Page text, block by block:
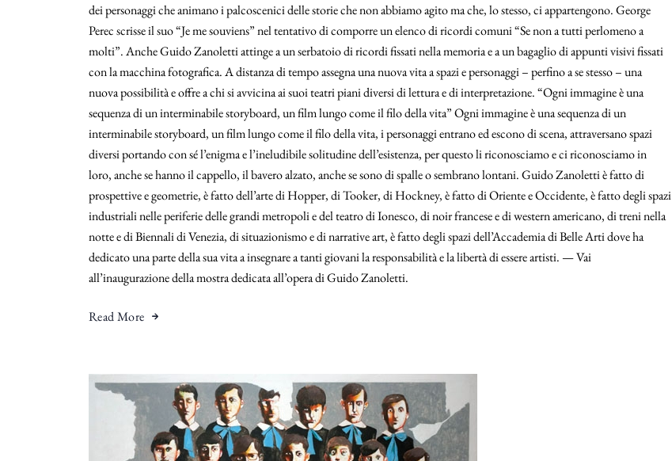
dei personaggi che animano i palcoscenici delle storie che non abbiamo agito ma che, lo stesso, ci appartengono. George
Perec scrisse il suo “Je me souviens” nel tentativo di comporre un elenco di ricordi comuni “Se non a tutti perlomeno a
molti”. Anche Guido Zanoletti attinge a un serbatoio di ricordi fissati nella memoria e a un bagaglio di appunti visivi fissati
con la macchina fotografica. A distanza di tempo assegna una nuova vita a spazi e personaggi – perfino a se stesso – una
nuova possibilità e offre a chi si avvicina ai suoi teatri piani diversi di lettura e di interpretazione. “Ogni immagine è una
sequenza di un interminabile storyboard, un film lungo come il filo della vita” Ogni immagine è una sequenza di un
interminabile storyboard, un film lungo come il filo della vita, i personaggi entrano ed escono di scena, attraversano spazi
diversi portando con sé l’enigma e l’ineludibile solitudine dell’esistenza, per questo li riconosciamo e ci riconosciamo in
loro, anche se hanno il cappello, il bavero alzato, anche se sono di spalle o sembrano lontani. Guido Zanoletti è fatto di
prospettive e geometrie, è fatto dell’arte di Hopper, di Tooker, di Hockney, è fatto di Oriente e Occidente, è fatto degli spazi
industriali nelle periferie delle grandi metropoli e del teatro di Ionesco, di noir francese e di western americano, di treni nella
notte e di Biennali di Venezia, di situazionismo e di narrative art, è fatto degli spazi dell’Accademia di Belle Arti dove ha
dedicato una parte della sua vita a insegnare a tanti giovani la responsabilità e la libertà di essere artisti. — Vai
all’inaugurazione della mostra dedicata all’opera di Guido Zanoletti.
Read More